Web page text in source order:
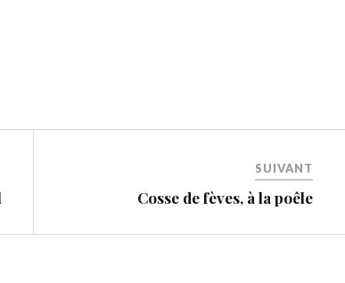
SUIVANT
Cosse de fèves, à la poêle